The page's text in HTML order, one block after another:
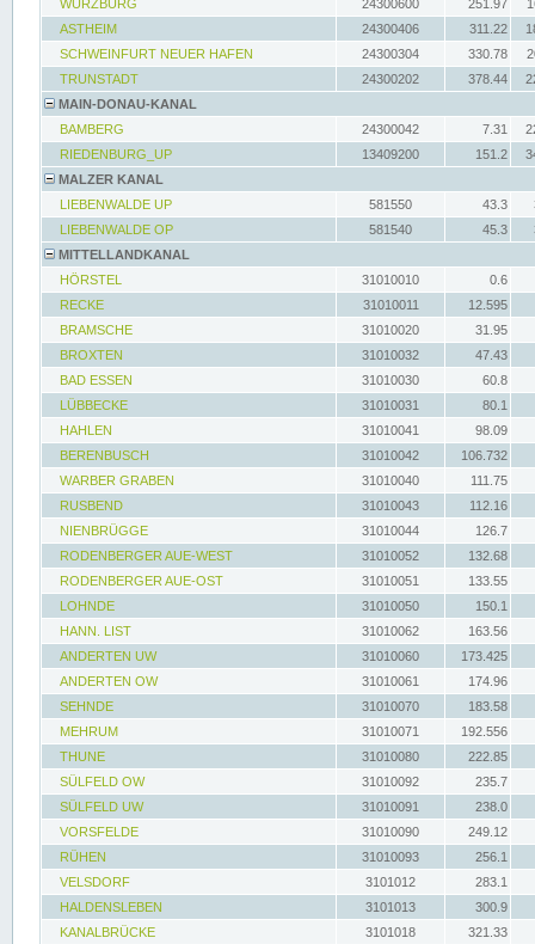
WÜRZBURG 24300600 251.97
ASTHEIM
24300406 311.22
SCHWEINFURT NEUER HAFEN
24300304 330.78
TRUNSTADT
24300202 378.44
MAIN-DONAU-KANAL
BAMBERG
24300042 7.31
RIEDENBURG_UP
13409200 151.2
MALZER KANAL
LIEBENWALDE UP
581550 43.3
LIEBENWALDE OP
581540 45.3
MITTELLANDKANAL
HÖRSTEL
31010010
0.6
RECKE
31010011
12.595
BRAMSCHE
31010020
31.95
BROXTEN
31010032
47.43
BAD ESSEN
31010030
60.8
LÜBBECKE
31010031
80.1
HAHLEN
31010041
98.09
BERENBUSCH
31010042
106.732
WARBER GRABEN
31010040
111.75
RUSBEND
31010043
112.16
NIENBRÜGGE
31010044
126.7
RODENBERGER AUE-WEST
31010052
132.68
RODENBERGER AUE-OST
31010051
133.55
LOHNDE
31010050
150.1
HANN. LIST
31010062
163.56
ANDERTEN UW
31010060
173.425
ANDERTEN OW
31010061
174.96
SEHNDE
31010070
183.58
MEHRUM
31010071
192.556
THUNE
31010080
222.85
SÜLFELD OW
31010092
235.7
SÜLFELD UW
31010091
238.0
VORSFELDE
31010090
249.12
RÜHEN
31010093
256.1
VELSDORF
3101012
283.1
HALDENSLEBEN
3101013
300.9
KANALBRÜCKE
3101018
321.33